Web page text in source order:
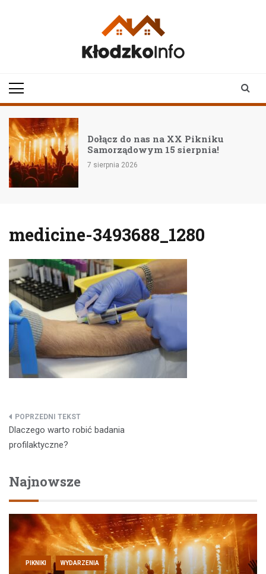
Dołącz do nas na XX Pikniku
Samorządowym 15 sierpnia!
7 sierpnia 2026
medicine-3493688_1280
Nawigacja
wpisu
Dlaczego warto robić badania
profilaktyczne?
Najnowsze
PIKNIKI WYDARZENIA